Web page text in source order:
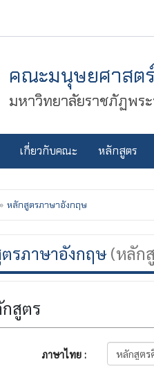
คณะมนุษยศาสต
มหาวิทยาลัยราชภัฏพร
เกี่ยวกับคณะ หลักสูตร
หลักสูตรภาษาอังกฤษ
รภาษาอังกฤษ(หลัก
สูตร
ภาษาไทย :